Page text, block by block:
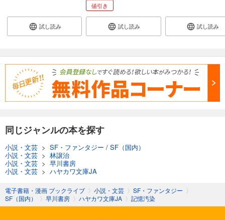
試し読み
値引き
試し読み 試し読み
同じジャンルの本を探す
小説・文芸 > SF・ファンタジー / SF（国内）
小説・文芸 > 林譲治
小説・文芸 > 早川書房
小説・文芸 > ハヤカワ文庫JA
電子書籍・漫画 ブックライブ 〉 小説・文芸 〉 SF・ファンタジー 〉
SF（国内）
〉 早川書房 〉 ハヤカワ文庫JA 〉 記憶汚染